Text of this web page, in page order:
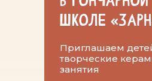
Приглашаем
творческие
занятия
школе